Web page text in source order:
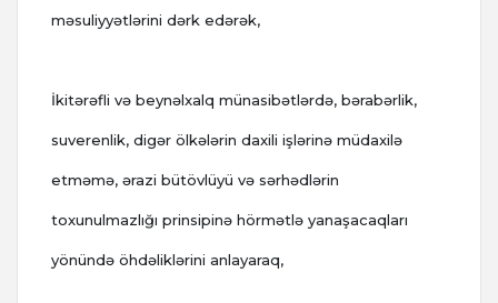
məsuliyyətlərini dərk edərək,
İkitərəfli və beynəlxalq münasibətlərdə, bərabərlik,
suverenlik, digər ölkələrin daxili işlərinə müdaxilə
etməmə, ərazi bütövlüyü və sərhədlərin
toxunulmazlığı prinsipinə hörmətlə yanaşacaqları
yönündə öhdəliklərini anlayaraq,